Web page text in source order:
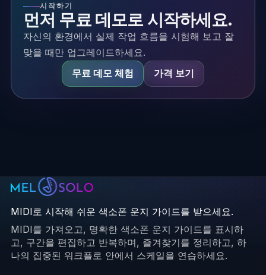
시작하기
먼저 무료 데모로 시작하세요.
자신의 환경에서 실제 작업 흐름을 시험해 보고 잘
맞을 때만 업그레이드하세요.
무료 데모 체험
가격 보기
MIDI로 시작해 쉬운 색소폰 운지 가이드를 받으세요.
MIDI를 가져오고, 명확한 색소폰 운지 가이드를 표시하
고, 구간을 편집하고 반복하며, 즐겨찾기를 정리하고, 하
나의 집중된 워크플로 안에서 스케일을 연습하세요.